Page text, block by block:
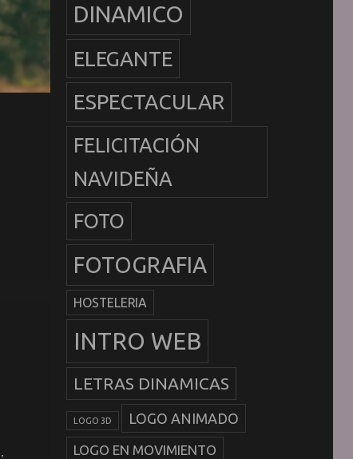
DINAMICO
ELEGANTE
ESPECTACULAR
FELICITACIÓN
NAVIDEÑA
FOTO
FOTOGRAFIA
HOSTELERIA
INTRO WEB
LETRAS DINAMICAS
LOGO 3D LOGO ANIMADO
LOGO EN MOVIMIENTO